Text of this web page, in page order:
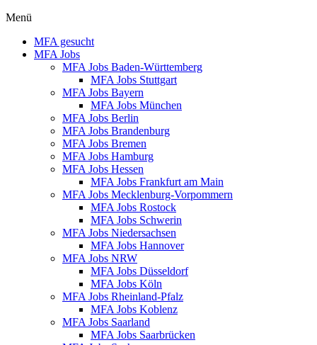
Menü
MFA gesucht
MFA Jobs
MFA Jobs Baden-Württemberg
MFA Jobs Stuttgart
MFA Jobs Bayern
MFA Jobs München
MFA Jobs Berlin
MFA Jobs Brandenburg
MFA Jobs Bremen
MFA Jobs Hamburg
MFA Jobs Hessen
MFA Jobs Frankfurt am Main
MFA Jobs Mecklenburg-Vorpommern
MFA Jobs Rostock
MFA Jobs Schwerin
MFA Jobs Niedersachsen
MFA Jobs Hannover
MFA Jobs NRW
MFA Jobs Düsseldorf
MFA Jobs Köln
MFA Jobs Rheinland-Pfalz
MFA Jobs Koblenz
MFA Jobs Saarland
MFA Jobs Saarbrücken